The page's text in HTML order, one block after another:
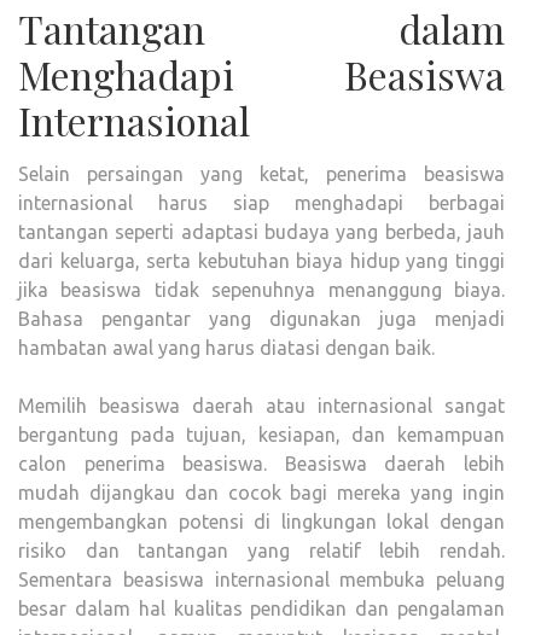
Tantangan dalam
Menghadapi Beasiswa
Internasional
Selain persaingan yang ketat, penerima beasiswa
internasional harus siap menghadapi berbagai
tantangan seperti adaptasi budaya yang berbeda, jauh
dari keluarga, serta kebutuhan biaya hidup yang tinggi
jika beasiswa tidak sepenuhnya menanggung biaya.
Bahasa pengantar yang digunakan juga menjadi
hambatan awal yang harus diatasi dengan baik.
Memilih beasiswa daerah atau internasional sangat
bergantung pada tujuan, kesiapan, dan kemampuan
calon penerima beasiswa. Beasiswa daerah lebih
mudah dijangkau dan cocok bagi mereka yang ingin
mengembangkan potensi di lingkungan lokal dengan
risiko dan tantangan yang relatif lebih rendah.
Sementara beasiswa internasional membuka peluang
besar dalam hal kualitas pendidikan dan pengalaman